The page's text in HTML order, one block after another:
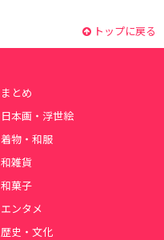
トップに戻る
まとめ
日本画・浮世絵
着物・和服
和雑貨
和菓子
エンタメ
歴史・文化